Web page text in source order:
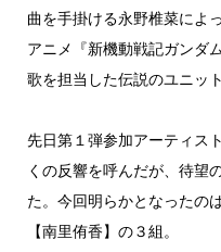
曲を手掛ける永野椎菜によ
アニメ『新機動戦記ガンダ
歌を担当した伝説のユニッ
先日第１弾参加アーティス
くの反響を呼んだが、待望
た。今回明らかとなったの
【南里侑香】の３組。